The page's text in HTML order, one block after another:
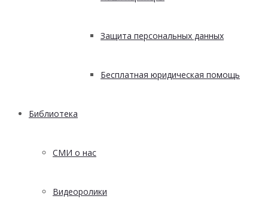
Защита персональных данных
Бесплатная юридическая помощь
Библиотека
СМИ о нас
Видеоролики